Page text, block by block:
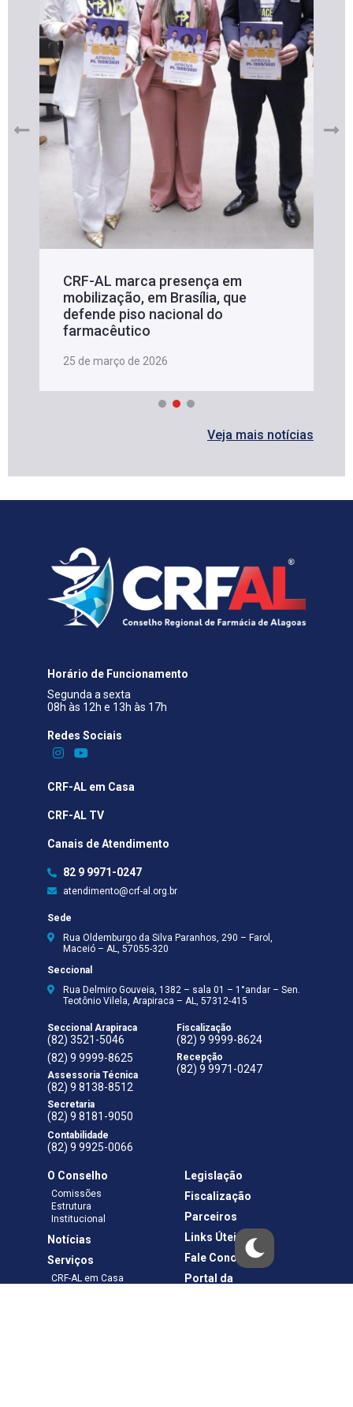
CRF-AL marca presença em
mobilização, em Brasília, que
defende piso nacional do
farmacêutico
25 de março de 2026
Veja mais notícias
Horário de Funcionamento
Segunda a sexta
08h às 12h e 13h às 17h
Redes Sociais​
CRF-AL em Casa
CRF-AL TV
Canais de Atendimento
82 9 9971-0247
atendimento@crf-al.org.br
Sede
Rua Oldemburgo da Silva Paranhos, 290 – Farol,
Maceió – AL, 57055-320
Seccional
Rua Delmiro Gouveia, 1382 – sala 01 – 1°andar – Sen.
Teotônio Vilela, Arapiraca – AL, 57312-415
Seccional Arapiraca
(82) 3521-5046
(82) 9 9999-8625
Assessoria Técnica
(82) 9 8138-8512
Secretaria
(82) 9 8181-9050
Contabilidade
(82) 9 9925-0066
Fiscalização
(82) 9 9999-8624
Recepção
(82) 9 9971-0247
O Conselho
Comissões
Estrutura
Institucional
Notícias
Serviços
CRF-AL em Casa
Legislação
Fiscalização
Parceiros
Links Úteis
Fale Conosco
Portal da